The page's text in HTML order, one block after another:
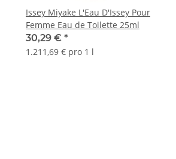
Issey Miyake L'Eau D'Issey Pour
Femme Eau de Toilette 25ml
30,29 € *
1.211,69 € pro 1 l